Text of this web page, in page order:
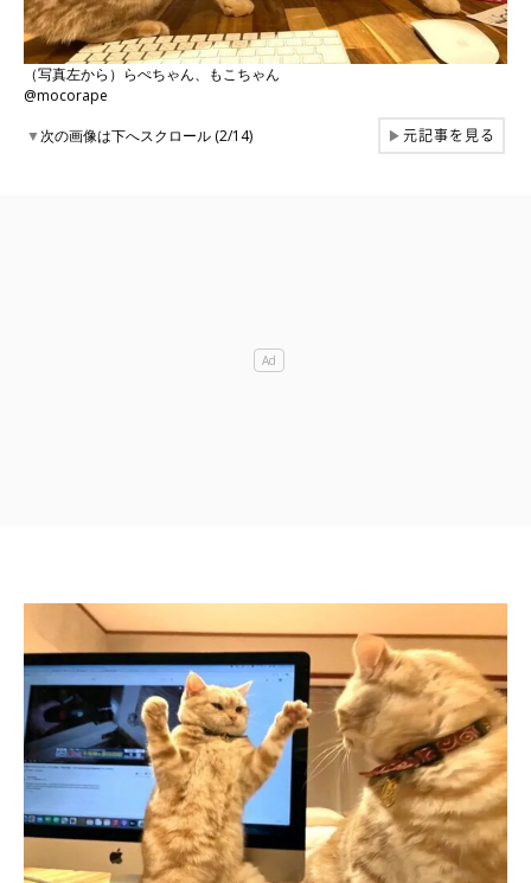
（写真左から）らぺちゃん、もこちゃん
@mocorape
▼次の画像は下へスクロール (2/14) ▶元記事を見る